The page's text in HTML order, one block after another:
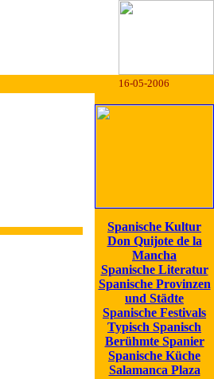
16-05-2006
Spanische Kultur
Don Quijote de la
Mancha
Spanische Literatur
Spanische Provinzen
und Städte
Spanische Festivals
Typisch Spanisch
Berühmte Spanier
Spanische Küche
Salamanca Plaza